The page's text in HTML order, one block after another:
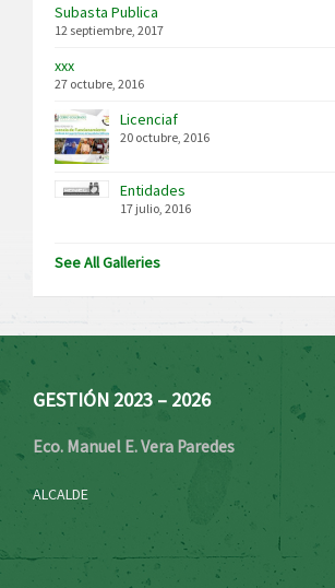
Subasta Publica
12 septiembre, 2017
xxx
27 octubre, 2016
Licenciaf
20 octubre, 2016
Entidades
17 julio, 2016
See All Galleries
GESTIÓN 2023 – 2026
Eco. Manuel E. Vera Paredes
ALCALDE